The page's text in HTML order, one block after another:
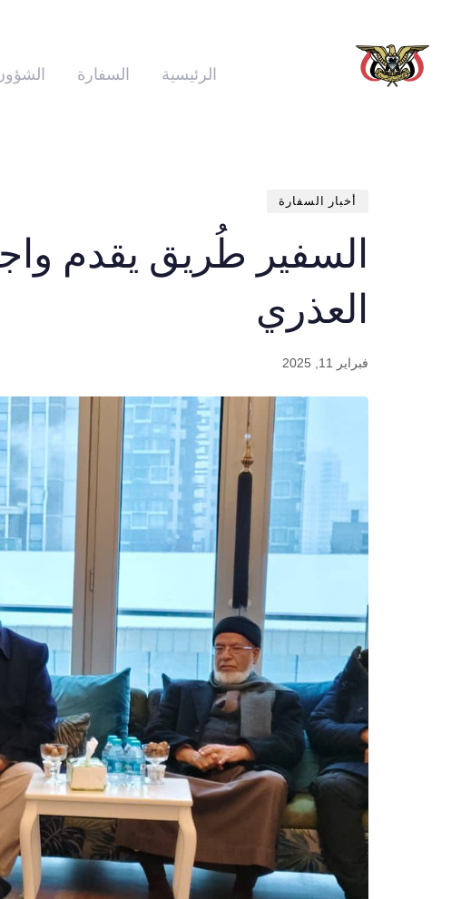
الرئيسية السفارة
أخبار السفارة
السفير طُريق يقدم
العذري
فبراير 11, 2025